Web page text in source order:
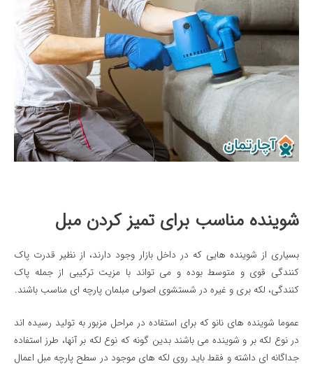
شوینده مناسب برای تمیز کردن مبل
بسیاری از شوینده هایی که در داخل بازار وجود دارند، از نظیر قدرت پاک
کنندگی قوی و متوسط بوده و می تواند با مزیت ترکیبی از جمله پاک
کنندگی، لکه بری و غیره در شستشوی اصولی مبلمان پارچه ای مناسب باشند.
عموما شوینده های نانو که برای استفاده در مراحل مزبور به تولید رسیده اند
در نوع لکه بر و شوینده می باشند بدین گونه که نوع لکه بر آنها، طرز استفاده
جداگانه ای داشته و فقط باید روی لکه های موجود در سطح پارچه مبل اعمال